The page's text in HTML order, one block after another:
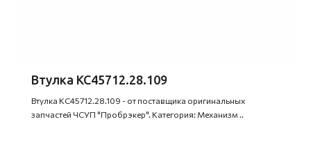
Втулка КС45712.28.109
Втулка КС45712.28.109 - от поставщика оригинальных
запчастей ЧСУП "Пробрэкер". Категория: Механизм ..